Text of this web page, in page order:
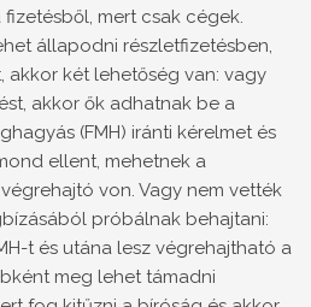
mert csak cégek.
állapodni részletfizetésben,
akkor két lehetőség van: vagy
akkor ők adhatnak be a
(FMH) iránti kérelmet és
ellent, mehetnek a
von. Vagy nem vették
próbálnak behajtani:
t és utána lesz végrehajtható a
meg lehet támadni